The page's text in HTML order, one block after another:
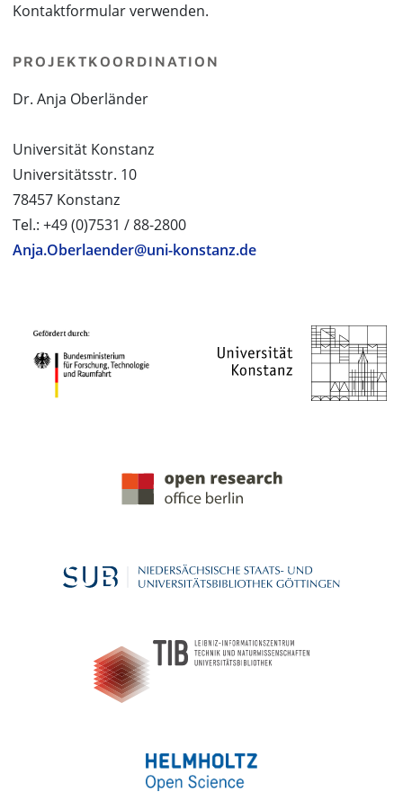
Kontaktformular verwenden.
PROJEKTKOORDINATION
Dr. Anja Oberländer
Universität Konstanz
Universitätsstr. 10
78457 Konstanz
Tel.: +49 (0)7531 / 88-2800
Anja.Oberlaender@uni-konstanz.de